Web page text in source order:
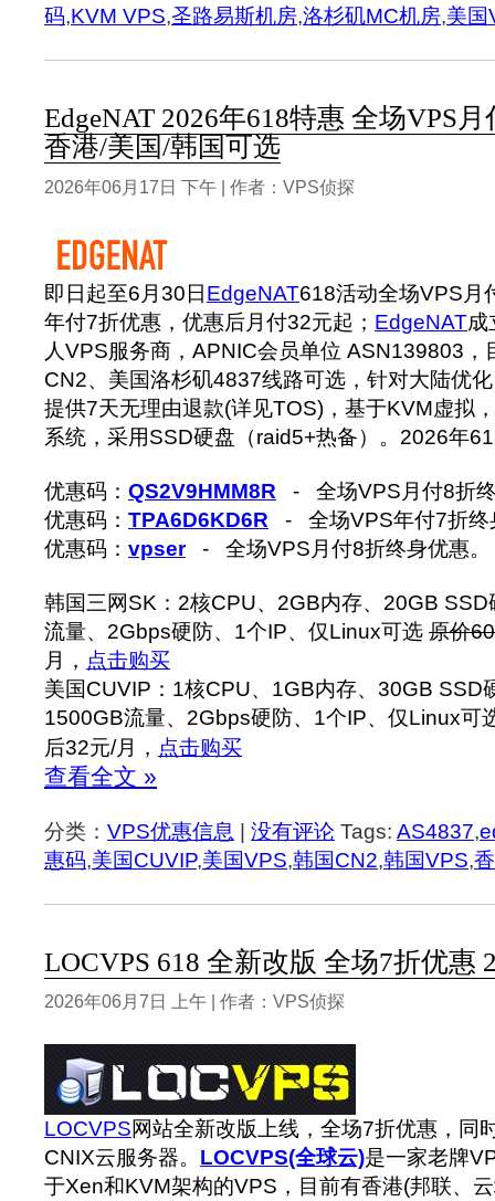
码,KVM VPS,圣路易斯机房,洛杉矶MC机房,美国
EdgeNAT 2026年618特惠 全场VPS
香港/美国/韩国可选
2026年06月17日 下午 | 作者：VPS侦探
即日起至6月30日EdgeNAT618活动全场VPS月
年付7折优惠，优惠后月付32元起； EdgeNAT成
人VPS服务商，APNIC会员单位 ASN139803，
CN2、美国洛杉矶4837线路可选，针对大陆优
提供7天无理由退款(详见TOS)，基于KVM虚拟
系统，采用SSD硬盘（raid5+热备）。2026年
优惠码： QS2V9HMM8R - 全场VPS月付8折
优惠码： TPA6D6KD6R - 全场VPS年付7折终
优惠码： vpser- 全场VPS月付8折终身优惠。
韩国三网SK：2核CPU、2GB内存、20GB
流量、2Gbps硬防、1个IP、仅Linux可选 原价
月， 点击购买
美国CUVIP：1核CPU、1GB内存、30GB SSD
1500GB流量、2Gbps硬防、1个IP、仅Linux可
后32元/月， 点击购买
查看全文 »
分类： VPS优惠信息 | 没有评论 Tags: AS4837,
惠码,美国CUVIP,美国VPS,韩国CN2,韩国VPS,
LOCVPS 618 全新改版 全场7折优惠
2026年06月7日 上午 | 作者：VPS侦探
LOCVPS网站全新改版上线，全场7折优惠，同
CNIX云服务器。 LOCVPS(全球云)是一家老牌
于Xen和KVM架构的VPS，目前有香港(邦联、